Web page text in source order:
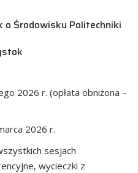
o Środowisku Politechniki
2026 r. (opłata obniżona –
2026 r.
sesjach
wycieczki z